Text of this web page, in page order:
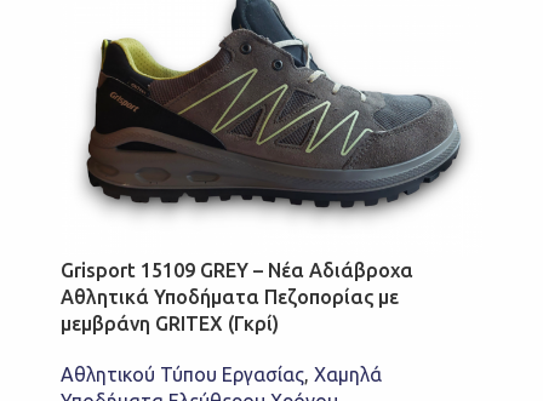
Grisport 15109 GREY – Νέα Αδιάβροχα
Αθλητικά Υποδήματα Πεζοπορίας με
μεμβράνη GRITEX (Γκρί)
Αθλητικού Τύπου Εργασίας, Χαμηλά